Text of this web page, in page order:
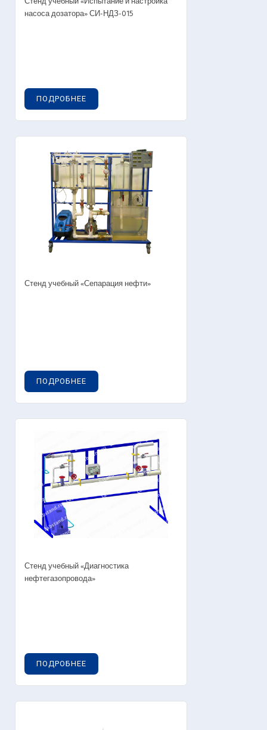
насоса дозатора» СИ-НДЗ-015
ПОДРОБНЕЕ
Стенд учебный «Сепарация нефти»
ПОДРОБНЕЕ
Стенд учебный «Диагностика
нефтегазопровода»
ПОДРОБНЕЕ